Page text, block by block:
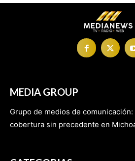
MEDIA GROUP
Grupo de medios de
cobertura sin precedente en